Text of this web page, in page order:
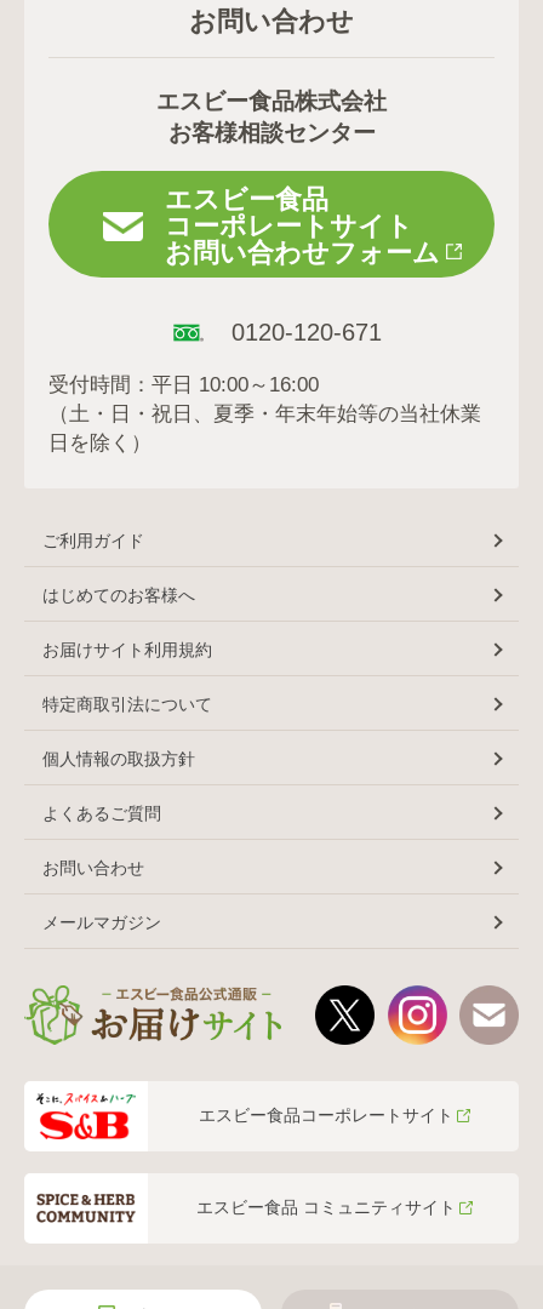
お問い合わせ
エスビー食品株式会社
お客様相談センター
エスビー食品
コーポレートサイト
お問い合わせフォーム
0120-120-671
受付時間：平日 10:00～16:00
（土・日・祝日、夏季・年末年始等の当社休業
日を除く）
ご利用ガイド
はじめてのお客様へ
お届けサイト利用規約
特定商取引法について
個人情報の取扱方針
よくあるご質問
お問い合わせ
メールマガジン
エスビー食品コーポレートサイト
エスビー食品 コミュニティサイト